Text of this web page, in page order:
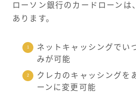
ローソン銀行のカードローンは
あります。
ネットキャッシングでい
みが可能
クレカのキャッシングを
ーンに変更可能